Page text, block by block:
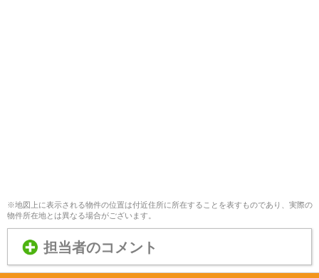
※地図上に表示される物件の位置は付近住所に所在することを表すものであり、実際の
物件所在地とは異なる場合がございます。
担当者のコメント